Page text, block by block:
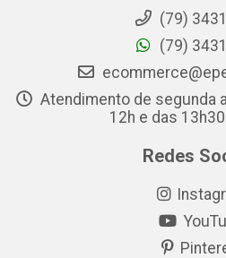
(79)
(79)
Atendimento de segunda
12h e das
Redes